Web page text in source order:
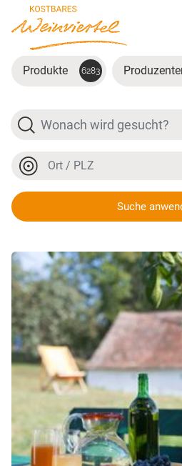
Zum Hauptinhalt springen
Produkte 6283
Suche
Ort oder PLZ
Suche
Traubensaft weiß